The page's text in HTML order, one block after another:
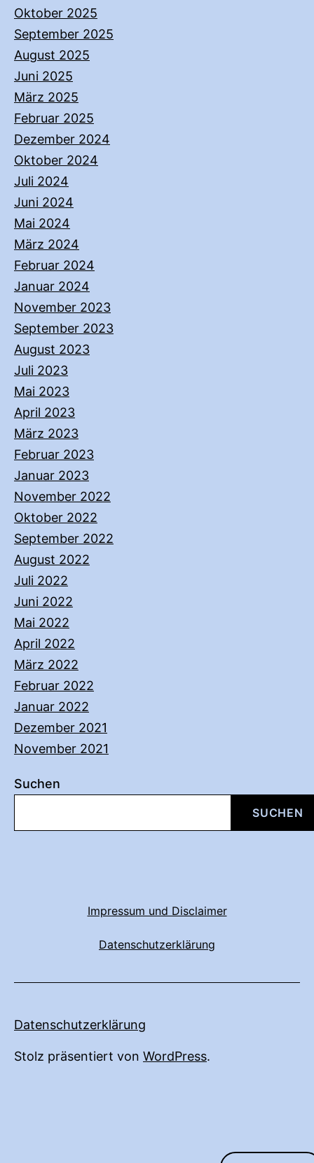
Oktober 2025
September 2025
August 2025
Juni 2025
März 2025
Februar 2025
Dezember 2024
Oktober 2024
Juli 2024
Juni 2024
Mai 2024
März 2024
Februar 2024
Januar 2024
November 2023
September 2023
August 2023
Juli 2023
Mai 2023
April 2023
März 2023
Februar 2023
Januar 2023
November 2022
Oktober 2022
September 2022
August 2022
Juli 2022
Juni 2022
Mai 2022
April 2022
März 2022
Februar 2022
Januar 2022
Dezember 2021
November 2021
Suchen
SUCHEN
Impressum und Disclaimer
Datenschutzerklärung
Datenschutzerklärung
Stolz präsentiert von WordPress.